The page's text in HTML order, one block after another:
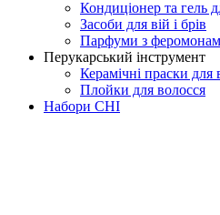
Кондиціонер та гель
Засоби для вій і брів
Парфуми з
Перукарський інструмент
Керамічні праски
Плойки для волосся
Набори CHI